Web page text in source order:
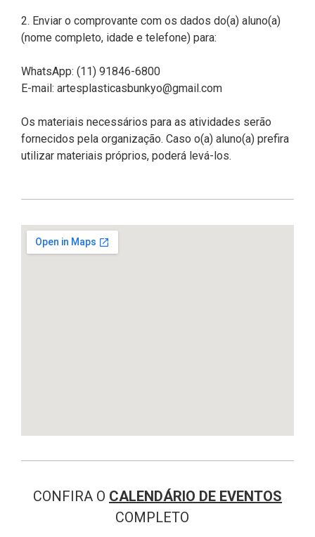
2. Enviar o comprovante com os dados do(a) aluno(a)
(nome completo, idade e telefone) para:
WhatsApp: (11) 91846-6800
E-mail: artesplasticasbunkyo@gmail.com
Os materiais necessários para as atividades serão
fornecidos pela organização. Caso o(a) aluno(a) prefira
utilizar materiais próprios, poderá levá-los.
CONFIRA O CALENDÁRIO DE EVENTOS
COMPLETO